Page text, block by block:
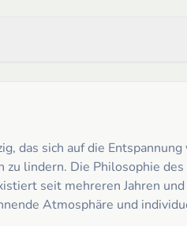
das sich auf die
zu lindern. Die Philosophie
seit mehreren Jahren
Atmosphäre und